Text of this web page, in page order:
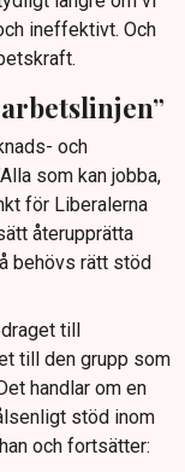
ineffektivt. Och
och
som kan jobba,
för Liberalerna
återupprätta
behövs rätt stöd
till
till den grupp som
handlar om en
stöd inom
och fortsätter: